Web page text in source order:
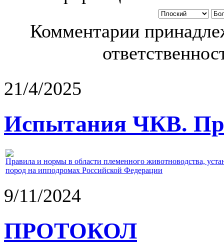
Комментарии
21/4/2025
Испытания ЧКВ.
Правила и нормы в области племенного животноводства,
пород на ипподромах Российской Федерации
9/11/2024
ПРОТОКОЛ